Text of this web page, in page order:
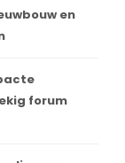
en
forum